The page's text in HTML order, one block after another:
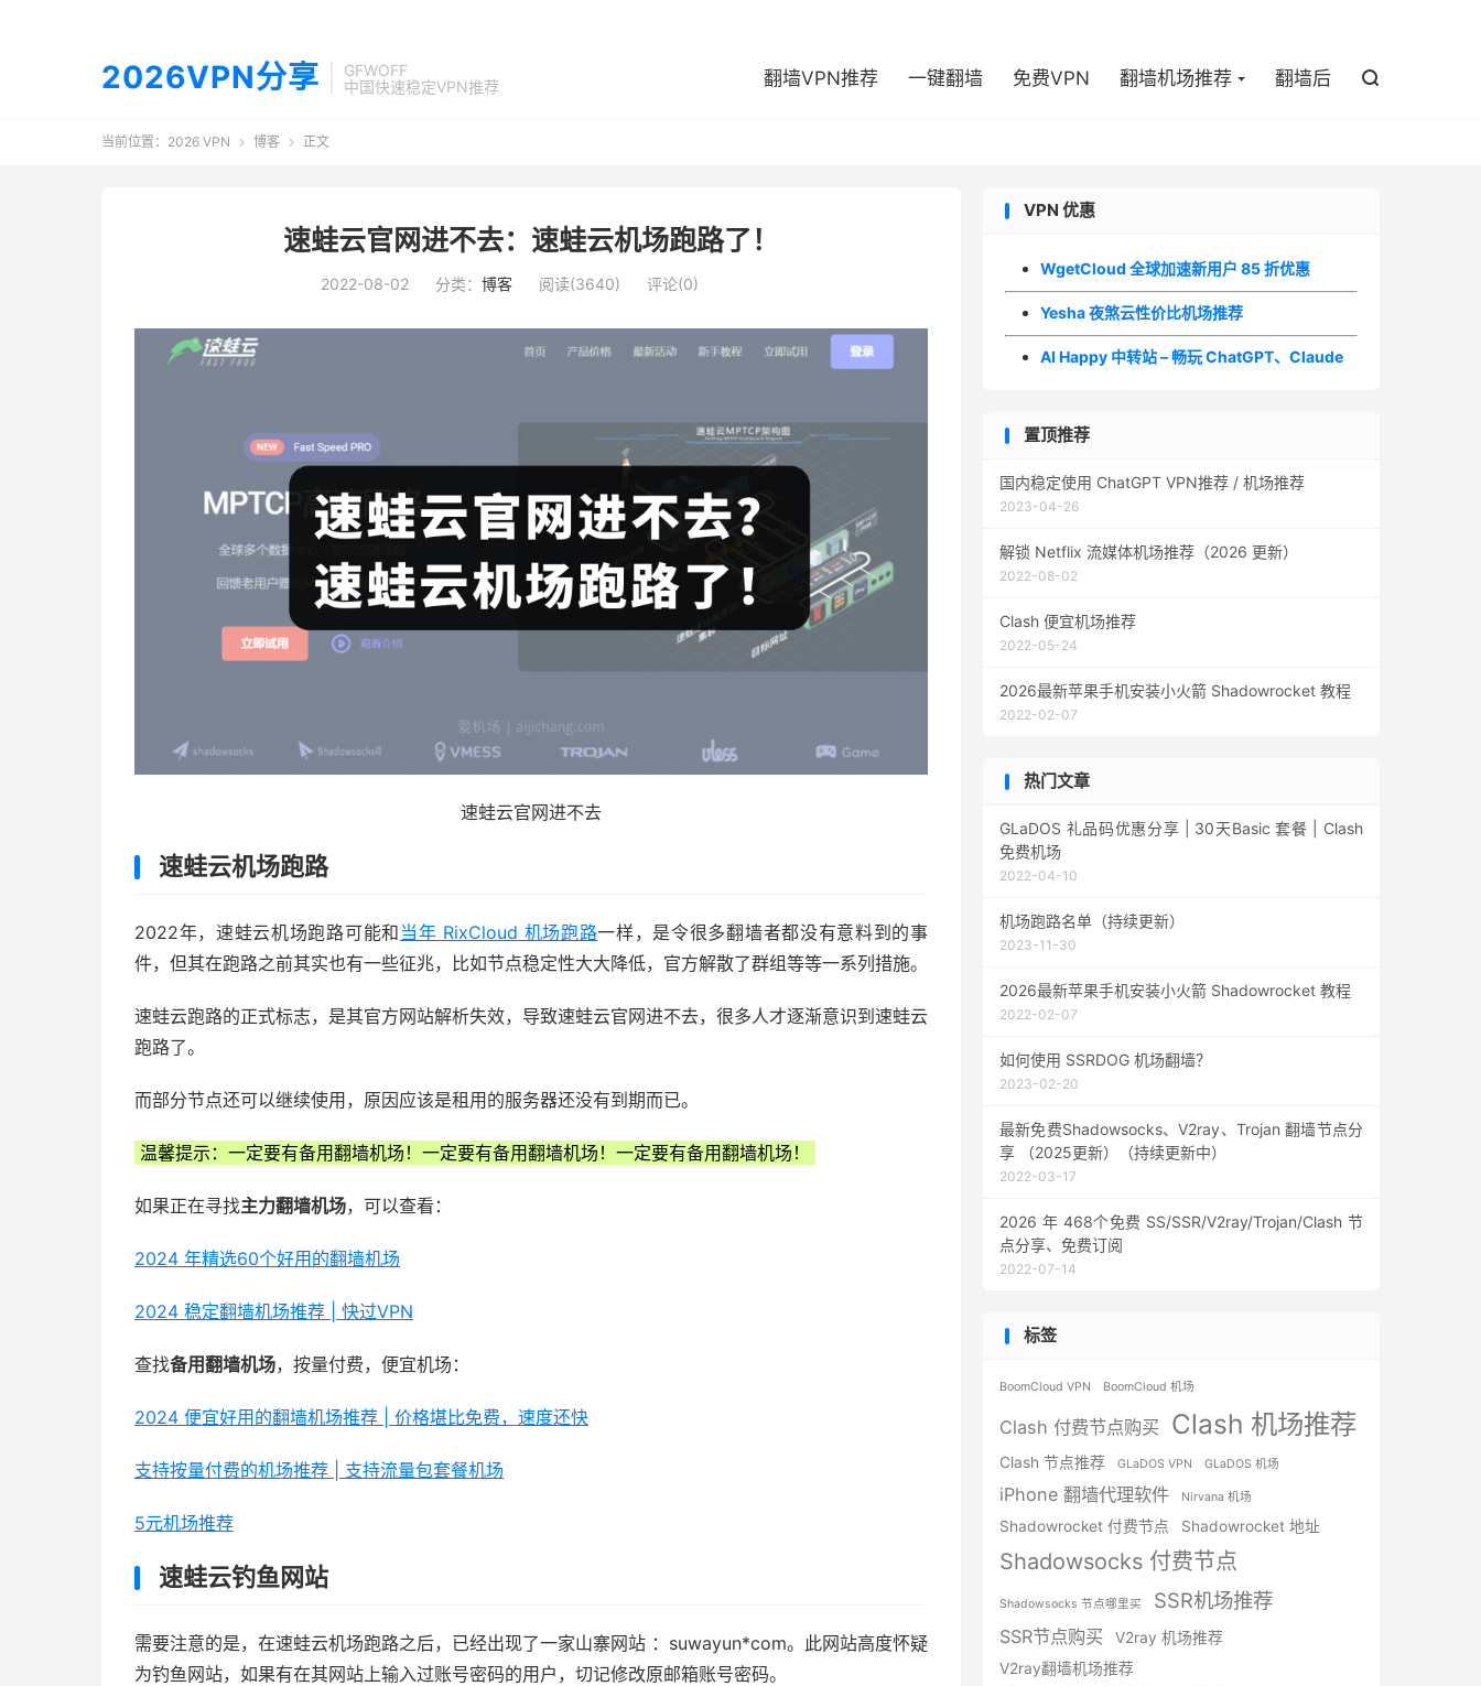
2026VPN分享
GFWOFF
中国快速稳定VPN推荐
翻墙VPN推荐 一键翻墙 免费VPN 翻墙机场推荐 翻墙后 
当前位置： 2026 VPN  博客  正文
速蛙云官网进不去：速蛙云机场跑路了！
2022-08-02 分类： 博客 阅读(3640) 评论(0)
速蛙云官网进不去
速蛙云机场跑路
2022年，速蛙云机场跑路可能和 当年 RixCloud 机场跑路一样，是令很多翻墙者都没有意料到的事
件，但其在跑路之前其实也有一些征兆，比如节点稳定性大大降低，官方解散了群组等等一系列措施。
速蛙云跑路的正式标志，是其官方网站解析失效，导致速蛙云官网进不去，很多人才逐渐意识到速蛙云
跑路了。
而部分节点还可以继续使用，原因应该是租用的服务器还没有到期而已。
温馨提示：一定要有备用翻墙机场！一定要有备用翻墙机场！一定要有备用翻墙机场！
如果正在寻找主力翻墙机场，可以查看：
2024 年精选60个好用的翻墙机场
2024 稳定翻墙机场推荐 | 快过VPN
查找备用翻墙机场，按量付费，便宜机场：
2024 便宜好用的翻墙机场推荐 | 价格堪比免费，速度还快
支持按量付费的机场推荐 | 支持流量包套餐机场
5元机场推荐
速蛙云钓鱼网站
需要注意的是，在速蛙云机场跑路之后，已经出现了一家山寨网站 ：suwayun*com。此网站高度怀疑
为钓鱼网站，如果有在其网站上输入过账号密码的用户，切记修改原邮箱账号密码。
VPN 优惠
WgetCloud 全球加速新用户 85 折优惠
Yesha 夜煞云性价比机场推荐
AI Happy 中转站 – 畅玩 ChatGPT、Claude
置顶推荐
国内稳定使用 ChatGPT VPN推荐 / 机场推荐
2023-04-26
解锁 Netflix 流媒体机场推荐（2026 更新）
2022-08-02
Clash 便宜机场推荐
2022-05-24
2026最新苹果手机安装小火箭 Shadowrocket 教程
2022-02-07
热门文章
GLaDOS 礼品码优惠分享 | 30天Basic 套餐 | Clash
免费机场
2022-04-10
机场跑路名单（持续更新）
2023-11-30
2026最新苹果手机安装小火箭 Shadowrocket 教程
2022-02-07
如何使用 SSRDOG 机场翻墙？
2023-02-20
最新免费Shadowsocks、V2ray、Trojan 翻墙节点分
享 （2025更新）（持续更新中）
2022-03-17
2026 年 468个免费 SS/SSR/V2ray/Trojan/Clash 节
点分享、免费订阅
2022-07-14
标签
BoomCloud VPN BoomCloud 机场
Clash 付费节点购买 Clash 机场推荐
Clash 节点推荐 GLaDOS VPN GLaDOS 机场
iPhone 翻墙代理软件 Nirvana 机场
Shadowrocket 付费节点 Shadowrocket 地址
Shadowsocks 付费节点
Shadowsocks 节点哪里买 SSR机场推荐
SSR节点购买
V2ray 机场推荐
V2ray翻墙机场推荐